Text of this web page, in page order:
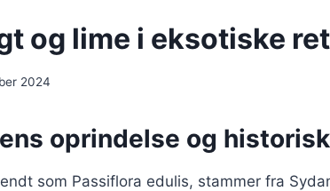
og lime i eksotiske
2024
oprindelse og
som Passiflora edulis, stammer fra